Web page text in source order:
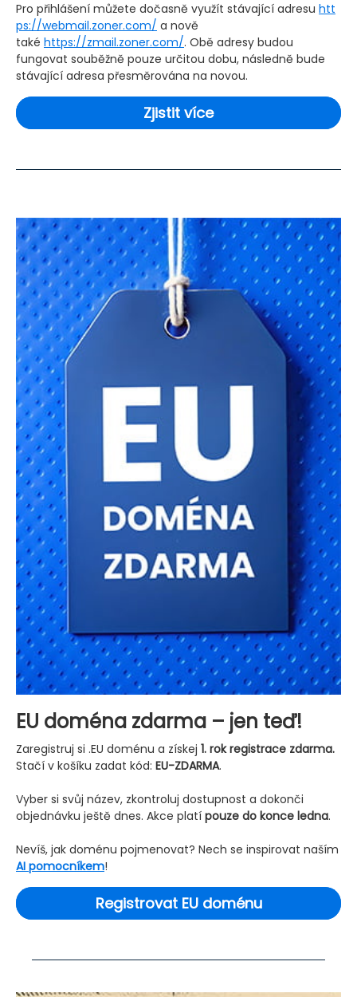
Pro přihlášení můžete dočasně využít stávající adresu htt
ps://webmail.zoner.com/ a nově
také https://zmail.zoner.com/. Obě adresy budou
fungovat souběžně pouze určitou dobu, následně bude
stávající adresa přesměrována na novou.
Zjistit více
EU doména zdarma – jen teď!
Zaregistruj si .EU doménu a získej 1. rok registrace zdarma.
Stačí v košíku zadat kód: EU-ZDARMA.
Vyber si svůj název, zkontroluj dostupnost a dokonči
objednávku ještě dnes. Akce platí pouze do konce ledna.
Nevíš, jak doménu pojmenovat? Nech se inspirovat naším
AI pomocníkem!
Registrovat EU doménu